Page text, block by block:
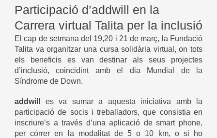
Participació d’addwill en la
Carrera virtual Talita per la inclusió
El cap de setmana del 19,20 i 21 de març, la Fundació
Talita va organitzar una cursa solidària virtual, on tots
els beneficis es van destinar als seus projectes
d’inclusió, coincidint amb el dia Mundial de la
Síndrome de Down.
addwill
es va sumar a aquesta iniciativa amb la
participació de socis i treballadors, que consistia en
inscriure’s a través d’una aplicació de smart phone,
per córrer en la modalitat de 5 o 10 km, o si ho